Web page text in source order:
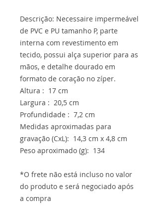
Descrição: Necessaire impermeável
de PVC e PU tamanho P, parte
interna com revestimento em
tecido, possui alça superior para as
mãos, e detalhe dourado em
formato de coração no zíper.
Altura : 17 cm
Largura : 20,5 cm
Profundidade : 7,2 cm
Medidas aproximadas para
gravação (CxL): 14,3 cm x 4,8 cm
Peso aproximado (g): 134
*O frete não está incluso no valor
do produto e será negociado após
a compra